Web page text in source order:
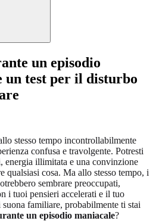
un episodio
un test per il disturbo
stesso tempo incontrollabilmente
confusa e travolgente. Potresti
energia illimitata e una convinzione
qualsiasi cosa. Ma allo stesso tempo, i
sembrare preoccupati,
i tuoi pensieri accelerati e il tuo
familiare, probabilmente ti stai
un episodio maniacale?